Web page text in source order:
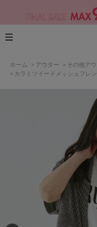
ホーム > アウター > その他ア
> カラミツイードメッシュフレ